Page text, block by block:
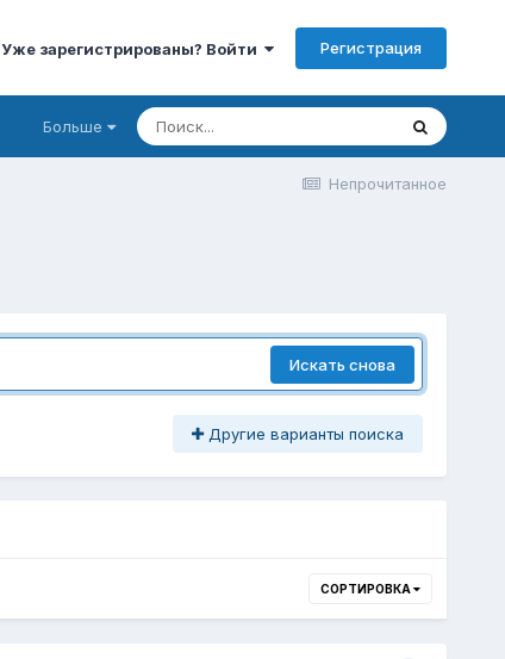
Уже зарегистрированы? Войти Регистрация
Больше
Непрочитанное
Искать снова
Другие варианты поиска
СОРТИРОВКА